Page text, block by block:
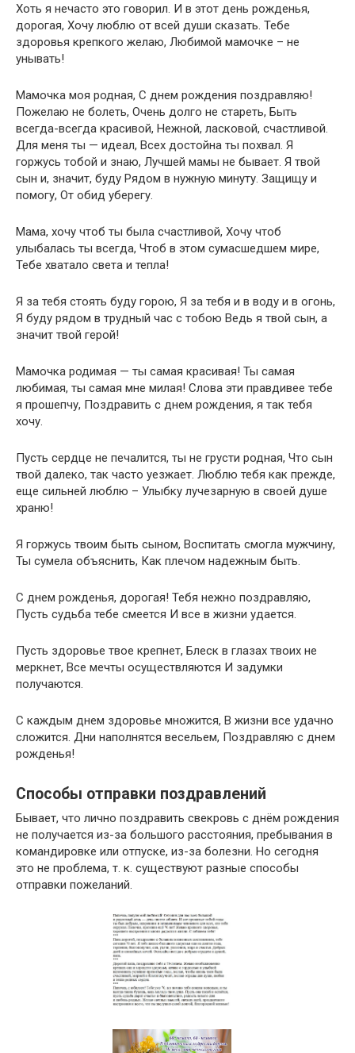
Хоть я нечасто это говорил. И в этот день рожденья,
дорогая, Хочу люблю от всей души сказать. Тебе
здоровья крепкого желаю, Любимой мамочке – не
унывать!
Мамочка моя родная, С днем рождения поздравляю!
Пожелаю не болеть, Очень долго не стареть, Быть
всегда-всегда красивой, Нежной, ласковой, счастливой.
Для меня ты — идеал, Всех достойна ты похвал. Я
горжусь тобой и знаю, Лучшей мамы не бывает. Я твой
сын и, значит, буду Рядом в нужную минуту. Защищу и
помогу, От обид уберегу.
Мама, хочу чтоб ты была счастливой, Хочу чтоб
улыбалась ты всегда, Чтоб в этом сумасшедшем мире,
Тебе хватало света и тепла!
Я за тебя стоять буду горою, Я за тебя и в воду и в огонь,
Я буду рядом в трудный час с тобою Ведь я твой сын, а
значит твой герой!
Мамочка родимая — ты самая красивая! Ты самая
любимая, ты самая мне милая! Слова эти правдивее тебе
я прошепчу, Поздравить с днем рождения, я так тебя
хочу.
Пусть сердце не печалится, ты не грусти родная, Что сын
твой далеко, так часто уезжает. Люблю тебя как прежде,
еще сильней люблю – Улыбку лучезарную в своей душе
храню!
Я горжусь твоим быть сыном, Воспитать смогла мужчину,
Ты сумела объяснить, Как плечом надежным быть.
С днем рожденья, дорогая! Тебя нежно поздравляю,
Пусть судьба тебе смеется И все в жизни удается.
Пусть здоровье твое крепнет, Блеск в глазах твоих не
меркнет, Все мечты осуществляются И задумки
получаются.
С каждым днем здоровье множится, В жизни все удачно
сложится. Дни наполнятся весельем, Поздравляю с днем
рожденья!
Способы отправки поздравлений
Бывает, что лично поздравить свекровь с днём рождения
не получается из-за большого расстояния, пребывания в
командировке или отпуске, из-за болезни. Но сегодня
это не проблема, т. к. существуют разные способы
отправки пожеланий.